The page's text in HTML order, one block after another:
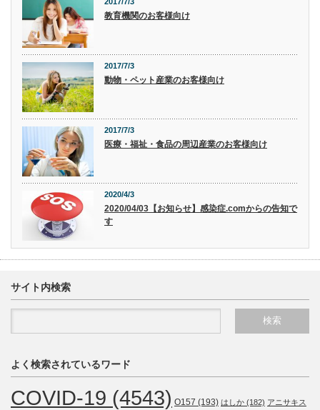
教育機関のお客様向け
2017/7/3
動物・ペット産業のお客様向け
2017/7/3
医療・福祉・食品の周辺産業のお客様向け
2020/4/3
2020/04/03【お知らせ】感染症.comからの告知で
す
サイト内検索
よく検索されているワード
COVID-19 (4543) O157 (193) はしか (182) アニサキス